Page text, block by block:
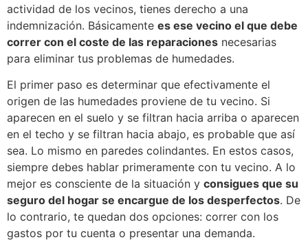
actividad de los vecinos, tienes derecho a una
indemnización. Básicamente es ese vecino el que debe
correr con el coste de las reparaciones necesarias
para eliminar tus problemas de humedades.
El primer paso es determinar que efectivamente el
origen de las humedades proviene de tu vecino. Si
aparecen en el suelo y se filtran hacia arriba o aparecen
en el techo y se filtran hacia abajo, es probable que así
sea. Lo mismo en paredes colindantes. En estos casos,
siempre debes hablar primeramente con tu vecino. A lo
mejor es consciente de la situación y consigues que su
seguro del hogar se encargue de los desperfectos. De
lo contrario, te quedan dos opciones: correr con los
gastos por tu cuenta o presentar una demanda.